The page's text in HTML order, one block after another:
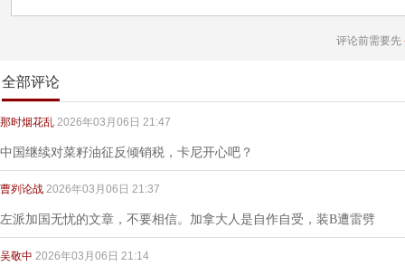
评论前需要先
全部评论
那时烟花乱 2026年03月06日 21:47
中国继续对菜籽油征反倾销税，卡尼开心吧？
曹刿论战 2026年03月06日 21:37
左派加国无忧的文章，不要相信。加拿大人是自作自受，装B遭雷劈
吴敬中 2026年03月06日 21:14